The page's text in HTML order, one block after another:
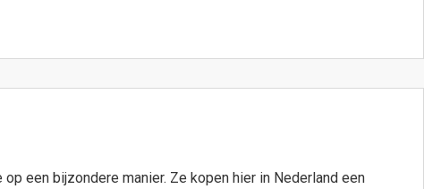
een bijzondere manier. Ze kopen hier in Nederland een